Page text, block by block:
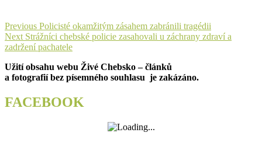
Navigace
pro
příspěvek
Previous Previous
post:
Policisté okamžitým zásahem zabránili tragédii
Next Next
post:
Strážníci chebské policie zasahovali u záchrany zdraví a
zadržení pachatele
Užití obsahu webu Živé Chebsko – článků
a fotografií bez písemného souhlasu je zakázáno.
FACEBOOK